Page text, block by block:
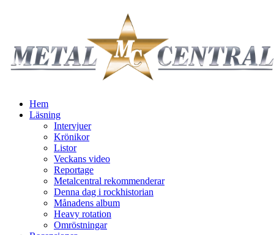
Hem
Läsning
Intervjuer
Krönikor
Listor
Veckans video
Reportage
Metalcentral rekommenderar
Denna dag i rockhistorian
Månadens album
Heavy rotation
Omröstningar